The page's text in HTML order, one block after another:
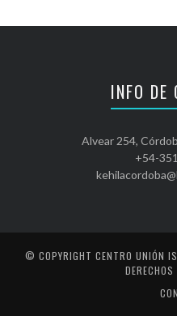
INFO DE
Alvear 254,
+54-
© COPYRIGHT CENTRO UNIÓN
DERECHOS